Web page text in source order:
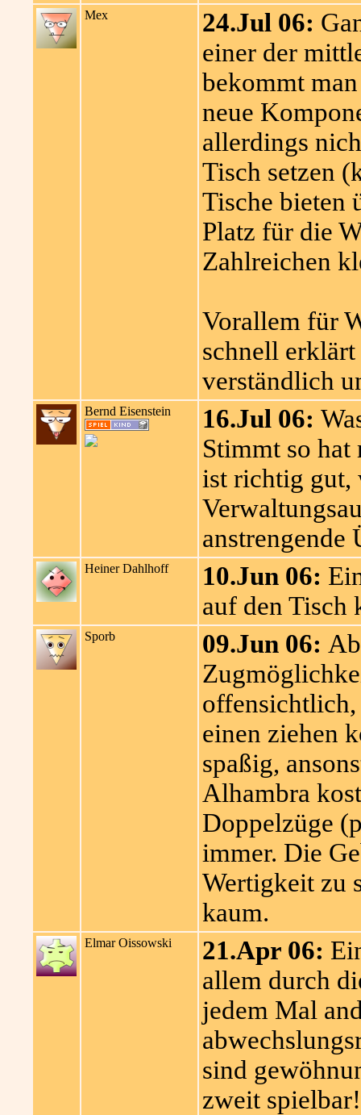
Mex 24.Jul 06:
einer der
bekommt
neue
allerdings
Tisch setzen
Tische bieten
Platz für die
Zahlreichen
Vorallem für
schnell
verständlich
Bernd Eisenstein 16.Jul 06:
Stimmt so
ist richtig gut,
anstrengende
Heiner Dahlhoff 10.Jun 06:
auf den Tisch
Sporb 09.Jun 06:
einen ziehen
spaßig,
Alhambra
Doppelzüge
immer. Die
Wertigkeit zu
kaum.
Elmar Oissowski 21.Apr 06:
allem durch
jedem Mal
sind
zweit spielbar!